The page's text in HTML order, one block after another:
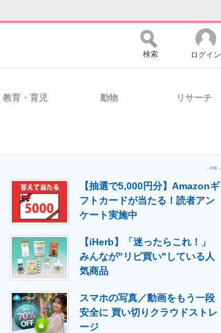
コミュニティ マーケ×ITの今がよく分かる
・活用を支援
専門メディア 建設×テクノロジーの最前線
検索 ログイン
教育・育児 動物 リサーチ
- PR -
【抽選で5,000円分】Amazonギ
フトカードが当たる！読者アン
ケート実施中
【iHerb】「迷ったらこれ！」
みんなが"リピ買い"している人
気商品
スマホの写真／動画をもう一段
安全に 買い切りクラウドストレ
ージ